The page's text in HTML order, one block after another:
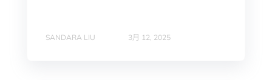
SANDARA LIU 3月 12, 2025